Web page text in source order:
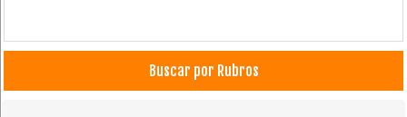
Buscar por Rubros